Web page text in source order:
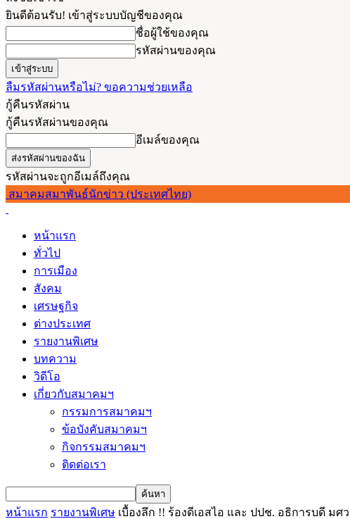
ยินดีต้อนรับ! เข้าสู่ระบบบัญชีของคุณ
ชื่อผู้ใช้ของคุณ
รหัสผ่านของคุณ
ลืมรหัสผ่านหรือไม่? ขอความช่วยเหลือ
กู้คืนรหัสผ่าน
กู้คืนรหัสผ่านของคุณ
อีเมล์ของคุณ
รหัสผ่านจะถูกอีเมล์ถึงคุณ
สมาคมสมาพันธ์นักข่าว (ประเทศไทย)
หน้าแรก
ทั่วไป
การเมือง
สังคม
เศรษฐกิจ
ต่างประเทศ
รายงานพิเศษ
บทความ
วิดีโอ
เกี่ยวกับสมาคมฯ
กรรมการสมาคมฯ
ข้อบังคับสมาคมฯ
กิจกรรมสมาคมฯ
ติดต่อเรา
หน้าแรก รายงานพิเศษ เบื้องลึก !! ร้องดีเอสไอ และ ปปช. อธิการบดี ม